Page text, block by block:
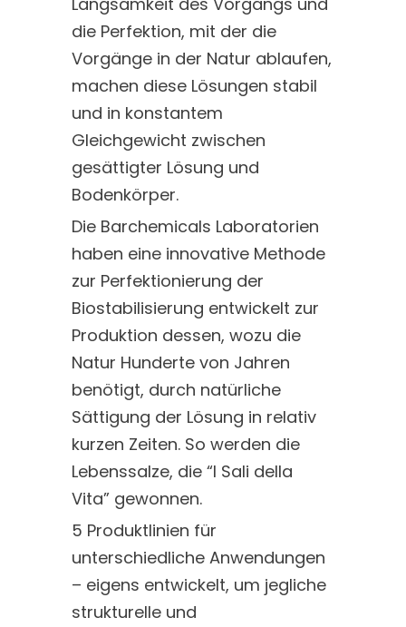
die Perfektion, mit der die
Vorgänge in der Natur ablaufen,
machen diese Lösungen stabil
und in konstantem
Gleichgewicht zwischen
gesättigter Lösung und
Bodenkörper.
Die Barchemicals Laboratorien
haben eine innovative Methode
zur Perfektionierung der
Biostabilisierung entwickelt zur
Produktion dessen, wozu die
Natur Hunderte von Jahren
benötigt, durch natürliche
Sättigung der Lösung in relativ
kurzen Zeiten. So werden die
Lebenssalze, die “I Sali della
Vita” gewonnen.
5 Produktlinien für
unterschiedliche Anwendungen
– eigens entwickelt, um jegliche
strukturelle und